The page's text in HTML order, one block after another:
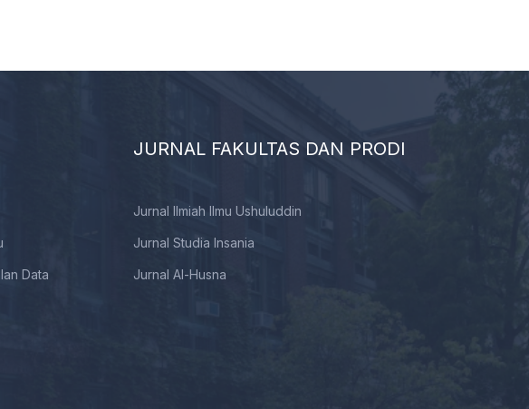
Data
JURNAL FAKULTAS DAN PRODI
Jurnal Ilmiah Ilmu Ushuluddin
Jurnal Studia Insania
Jurnal Al-Husna